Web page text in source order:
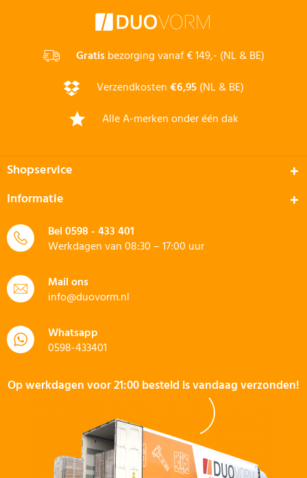
Gratisbezorging vanaf € 149,- (NL & BE)
Verzendkosten€6,95(NL & BE)
Alle A-merken onder één dak
Shopservice
Informatie
Bel0598 - 433 401
Werkdagen van 08:30 – 17:00 uur
Mail ons
info@duovorm.nl
Whatsapp
0598-433401
Op werkdagen voor 21:00 besteld is vandaag verzonden!